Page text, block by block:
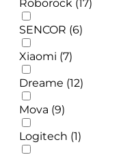
Roborock (17)
SENCOR (6)
Xiaomi (7)
Dreame (12)
Mova (9)
Logitech (1)